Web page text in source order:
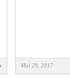
Mai 29, 2017